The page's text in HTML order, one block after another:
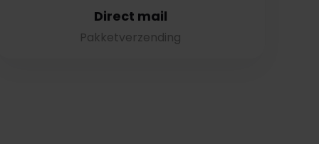
Direct mail
Pakketverzending